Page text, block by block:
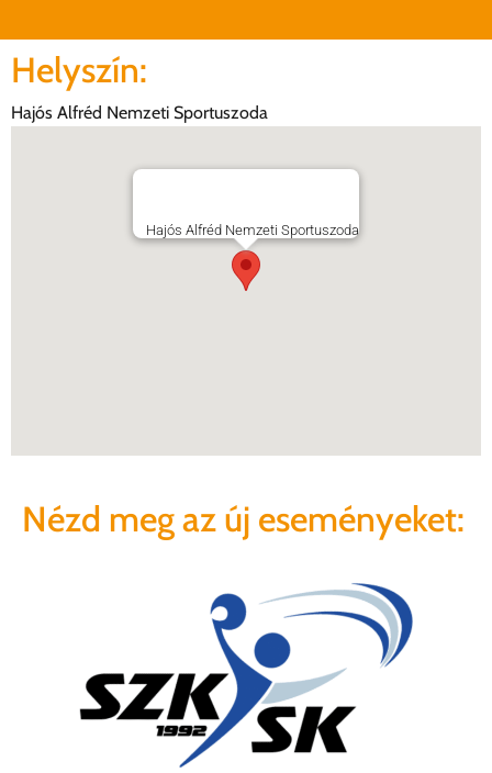
Helyszín:
Hajós Alfréd Nemzeti Sportuszoda
Hajós Alfréd Nemzeti Sportuszoda
Nézd meg az új eseményeket: